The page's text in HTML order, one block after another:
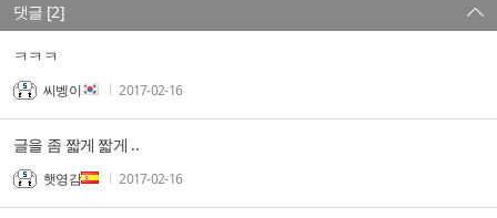
댓글 [2]
ㅋㅋㅋ
씨벵이 2017-02-16
글을 좀 짧게 짧게 ..
햇영감 2017-02-16